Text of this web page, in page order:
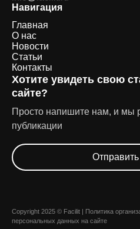
Навигация
Главная
О нас
Новости
Статьи
Контакты
Хотите увидеть свою
сайте?
Просто напишите нам, и мы
публикации
Copyright 2025 © Facilit |
Политика
персональных данных на сайте